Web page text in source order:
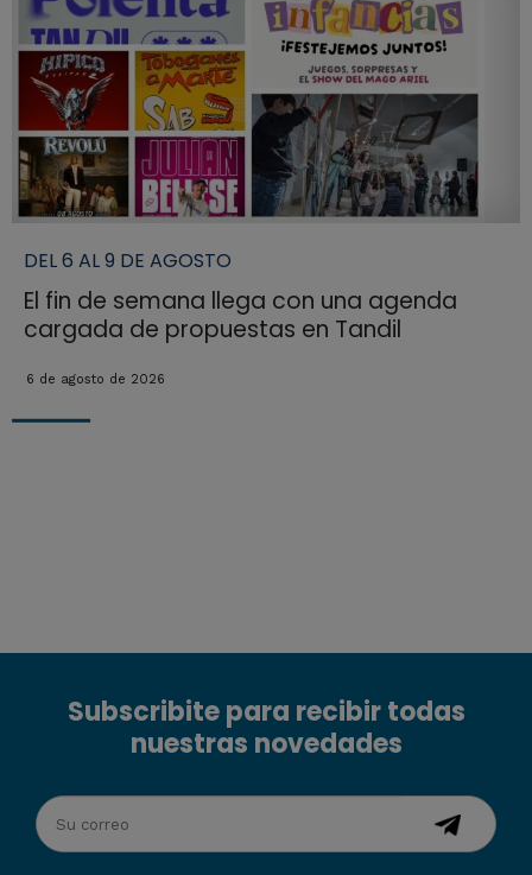
DEL 6 AL 9 DE AGOSTO
El fin de semana llega con una agenda
cargada de propuestas en Tandil
6 de agosto de 2026
Subscribite para recibir todas
nuestras novedades